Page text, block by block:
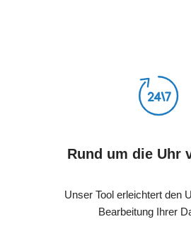
Rund um die Uhr
Unser Tool erleichtert den
Bearbeitung Ihrer